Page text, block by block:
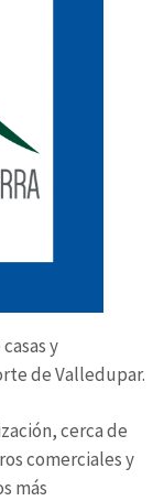
y
de Valledupar.
cerca de
comerciales y
más